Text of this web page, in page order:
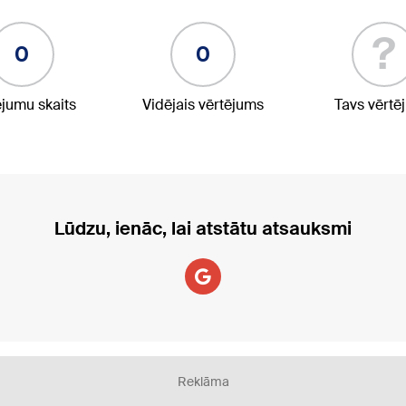
0
skaits
0
Vidējais vērtējums
?
Tavs
Lūdzu, ienāc, lai atstātu atsauksmi
Reklāma